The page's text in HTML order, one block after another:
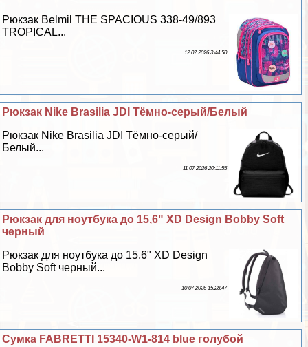
Рюкзак Belmil THE SPACIOUS 338-49/893
TROPICAL...
12 07 2026 3:44:50
Рюкзак Nike Brasilia JDI Тёмно-серый/Белый
Рюкзак Nike Brasilia JDI Тёмно-серый/
Белый...
11 07 2026 20:11:55
Рюкзак для ноутбука до 15,6" XD Design Bobby Soft
черный
Рюкзак для ноутбука до 15,6" XD Design
Bobby Soft черный...
10 07 2026 15:28:47
Сумка FABRETTI 15340-W1-814 blue гoлyбой